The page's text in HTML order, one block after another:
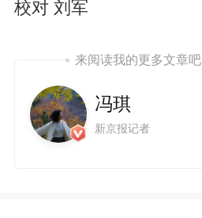
校对 刘军
来阅读我的更多文章吧
冯琪
新京报记者